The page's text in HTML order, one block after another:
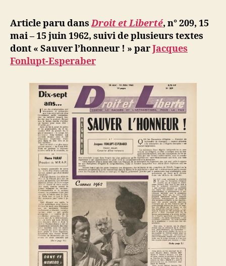
ji
Article paru dansDroit et Liberté, n° 209, 15
mai – 15 juin 1962, suivi de plusieurs textes
dont « Sauver l’honneur ! » parJacques
Fonlupt-Esperaber